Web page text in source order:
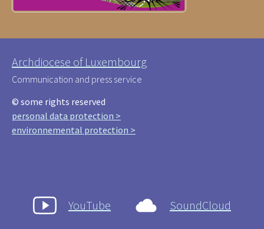
Archdiocese of Luxembourg
Communication and press service
© some rights reserved
personal data protection >
environnemental protection >
YouTube SoundCloud